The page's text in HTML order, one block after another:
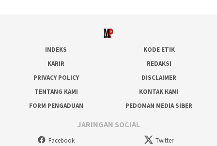
INDEKS
KODE ETIK
KARIR
REDAKSI
PRIVACY POLICY
DISCLAIMER
TENTANG KAMI
KONTAK KAMI
FORM PENGADUAN
PEDOMAN MEDIA SIBER
JARINGAN SOCIAL
Facebook Twitter